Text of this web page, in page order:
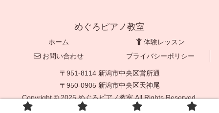
めぐろピアノ教室
ホーム
体験レッスン
お問い合わせ
プライバシーポリシー
〒951-8114 新潟市中央区営所通
〒950-0905 新潟市中央区天神尾
Copyright © 2025 めぐろピアノ教室 All Rights Reserved.